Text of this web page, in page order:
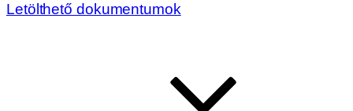
Letölthető dokumentumok